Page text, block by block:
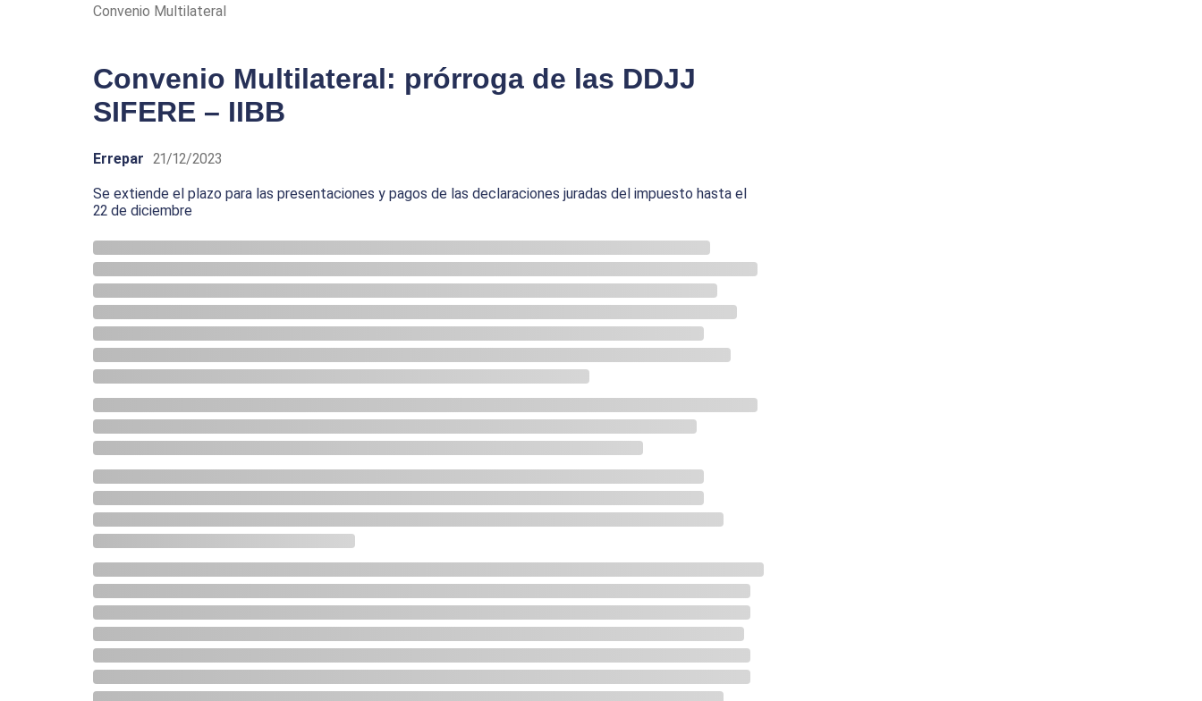
Convenio Multilateral
Convenio Multilateral: prórroga de las DDJJ
SIFERE – IIBB
Errepar 21/12/2023
Se extiende el plazo para las presentaciones y pagos de las declaraciones juradas del impuesto hasta el
22 de diciembre